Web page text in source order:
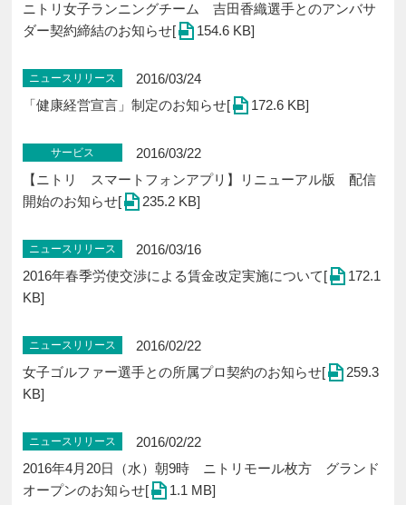
ニトリ女子ランニングチーム 吉田香織選手とのアンバサ
ダー契約締結のお知らせ[
154.6 KB]
ニュースリリース
2016/03/24
「健康経営宣言」制定のお知らせ[
172.6 KB]
サービス
2016/03/22
【ニトリ スマートフォンアプリ】リニューアル版 配信
開始のお知らせ[
235.2 KB]
ニュースリリース
2016/03/16
2016年春季労使交渉による賃金改定実施について[
172.1
KB]
ニュースリリース
2016/02/22
女子ゴルファー選手との所属プロ契約のお知らせ[
259.3
KB]
ニュースリリース
2016/02/22
2016年4月20日（水）朝9時 ニトリモール枚方 グランド
オープンのお知らせ[
1.1 MB]